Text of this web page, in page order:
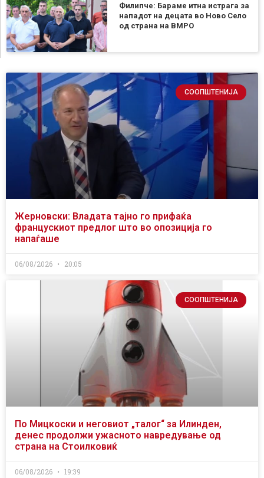
Филипче: Бараме итна истрага за
нападот на децата во Ново Село
од страна на ВМРО
СООПШТЕНИЈА
Жерновски: Владата тајно го прифаќа
францускиот предлог што во опозиција го
напаѓаше
06/08/2026 20:05
СООПШТЕНИЈА
По Мицкоски и неговиот „талог“ за Илинден,
денес продолжи ужасното навредување од
страна на Стоилковиќ
06/08/2026 19:39